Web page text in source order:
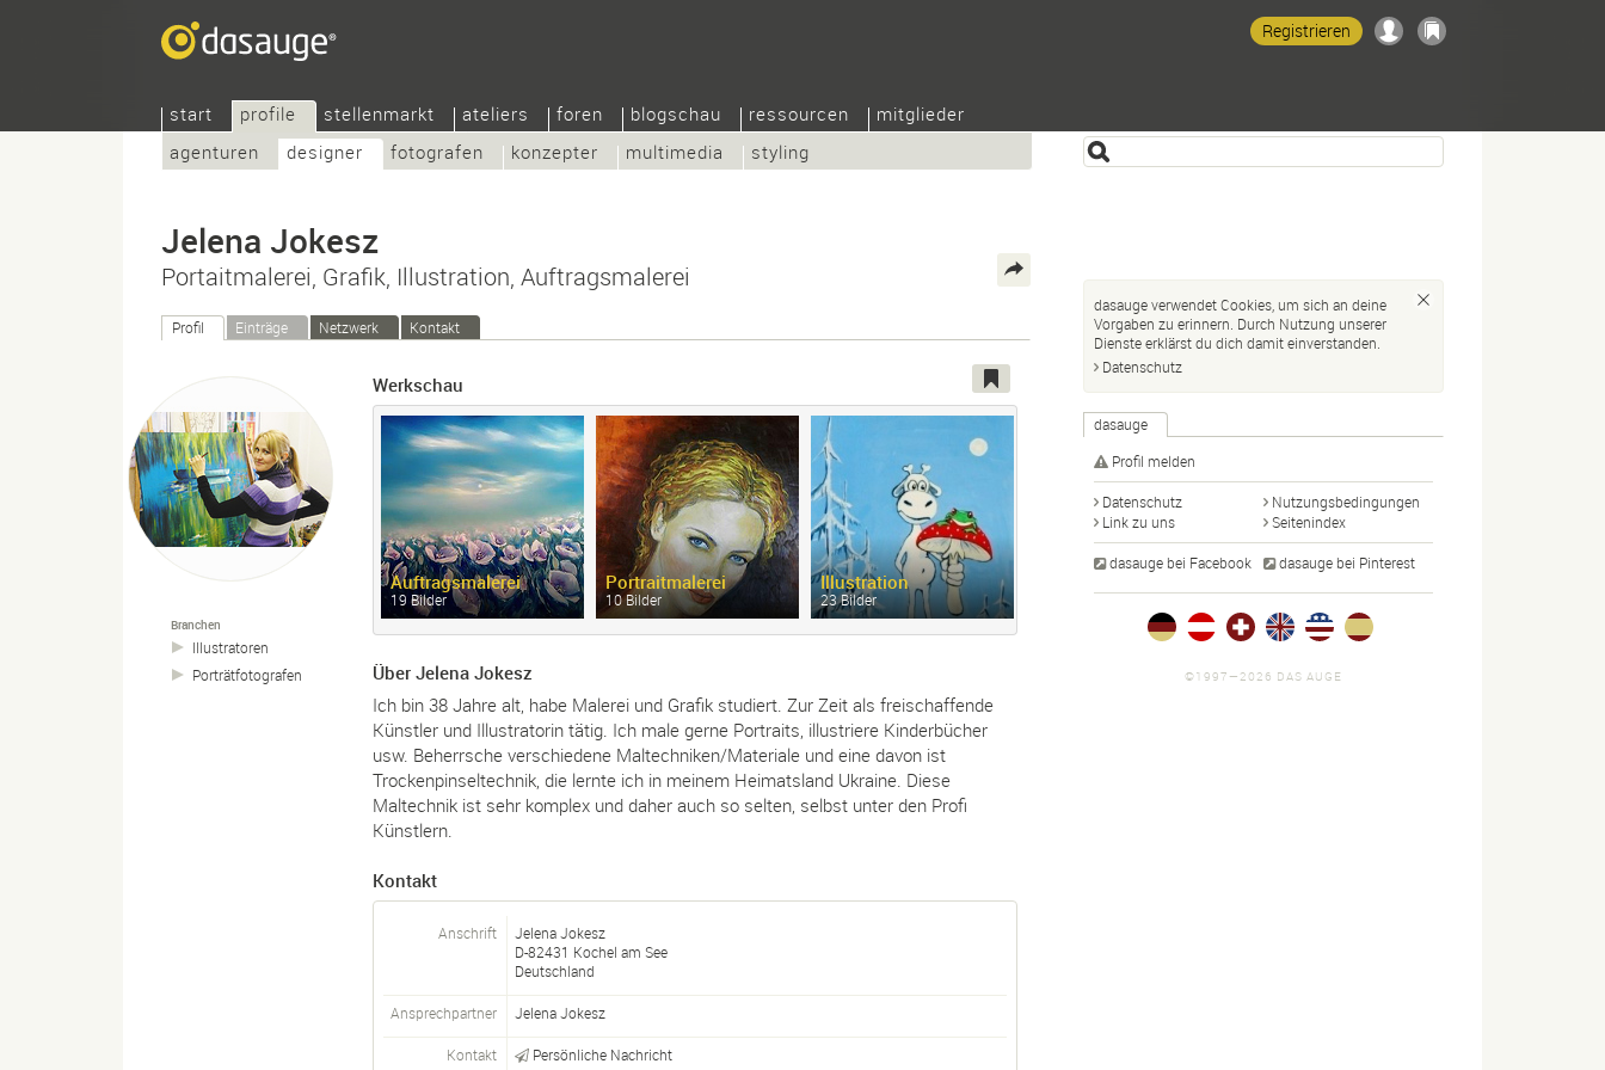
start
profile
agenturen
designer fotografen konzepter multimedia styling
stellenmarkt ateliers foren blogschau ressourcen mitglieder
Registrieren
Jelena Jokesz
Portaitmalerei, Grafik, Illustration, Auftragsmalerei
Profil Einträge Netzwerk Kontakt
Branchen
Illustratoren
Porträtfotografen
Werkschau
Auftragsmalerei
19 Bilder
Portraitmalerei
10 Bilder
Illustration
23 Bilder
Über Jelena Jokesz
Ich bin 38 Jahre alt, habe Malerei und Grafik studiert. Zur Zeit als freischaffende
Künstler und Illustratorin tätig. Ich male gerne Portraits, illustriere Kinderbücher
usw. Beherrsche verschiedene Maltechniken/Materiale und eine davon ist
Trockenpinseltechnik, die lernte ich in meinem Heimatsland Ukraine. Diese
Maltechnik ist sehr komplex und daher auch so selten, selbst unter den Profi
Künstlern.
Kontakt
Anschrift
Jelena Jokesz
D-82431 Kochel am See
Deutschland
Ansprechpartner JelenaJokesz
Kontakt Persönliche Nachricht
dasauge verwendet Cookies, um sich an deine
Vorgaben zu erinnern. Durch Nutzung unserer
Dienste erklärst du dich damit einverstanden.
Datenschutz
dasauge
Profil melden
Datenschutz
Nutzungsbedingungen
Link zu uns
Seitenindex
dasauge bei Facebook dasauge bei Pinterest
©1997—2026 DAS AUGE